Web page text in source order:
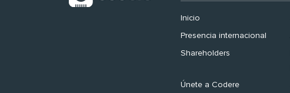
Inicio
Presencia internacional
Shareholders
Únete a Codere